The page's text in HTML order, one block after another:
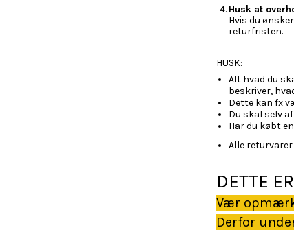
Husk at
Hvis du
returfristen.
HUSK:
Alt hvad du
beskriver,
Dette kan fx
Du skal selv
Har du købt
Alle returvarer
DETTE
Vær
Derfor